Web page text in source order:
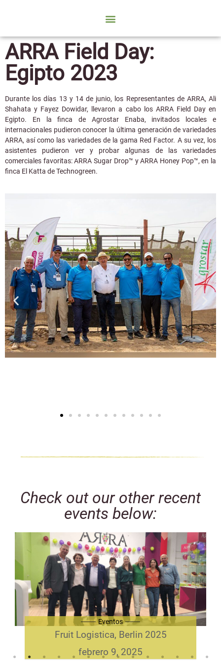
ARRA Field Day:
Egipto 2023
Durante los días 13 y 14 de junio, los Representantes de ARRA, Ali
Shahata y Fayez Dowidar, llevaron a cabo los ARRA Field Day en
Egipto. En la finca de Agrostar Enaba, invitados locales e
internacionales pudieron conocer la última generación de variedades
ARRA, así como las variedades de la gama Red Factor. A su vez, los
asistentes pudieron ver y probar algunas de las variedades
comerciales favoritas: ARRA Sugar Drop™ y ARRA Honey Pop™, en la
finca El Katta de Technogreen.
Check out our other recent
events below:
Eventos
Fruit Logistica, Berlin 2025
febrero 9, 2025